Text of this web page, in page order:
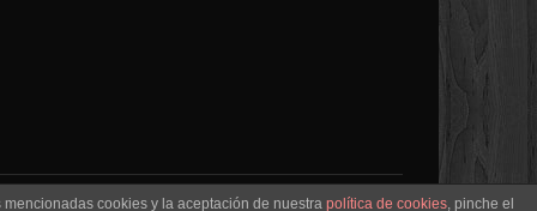
cookies y la aceptación de nuestra política de cookies, pinche el